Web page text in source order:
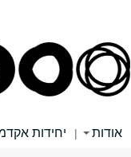
אודות | יחידות